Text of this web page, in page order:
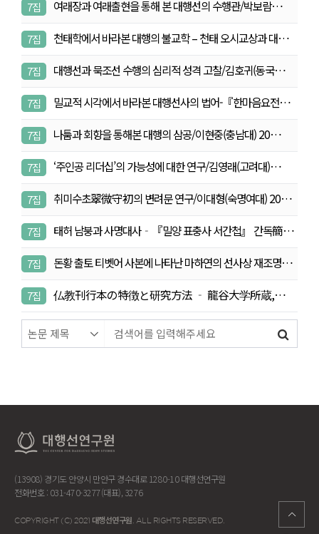
7집
여래장과 여래출현을 통해 본 대행선의 수행관/박보람
(충…
7집 천태학에서 바라본 대행의 불교학 – 천태 오시교상과 대…
7집
대행선과 묵조선 수행의 심리적 성격 고찰/김호귀(동국
대…
7집
밀교적 시각에서 바라본 대행선사의 법어-『한마음요전』
을…
7집 나툼과 회향을 통해본 대행의 삼공/이현중(충남대) 20…
7집 ‘주인공 리더십’의 가능성에 대한 연구/김영래(고려대)…
7집
취미수초翠微守初의 변려문 연구/이대형(숙명여대) 20
2…
7집
태허 남붕과 사명대사‐『밀양 표충사 서간첩』 간독簡牘
…
7집 돈황 출토 티벳어 사본에 나타난 마하연의 선사상 재조명…
7집
仏教刊行本の特徴と研究方法 ‐ 龍谷大学所蔵,韓
国仏教刊行本…
(13908) 경기도 안양시 만안구 경수대로 1280-10 대행선연구원
전화번호 : 031-470-3277(대표), 3276
COPYRIGHT (C) 2021 대행선연구원 . ALL RIGHTS RESERVED.